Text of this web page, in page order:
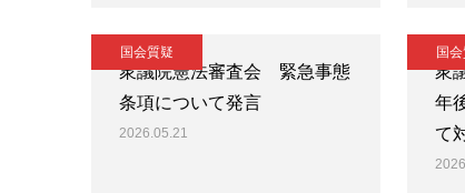
国会質疑
衆議院憲法審査会 緊急事態
条項について発言
2026.05.21
国
衆
年
て